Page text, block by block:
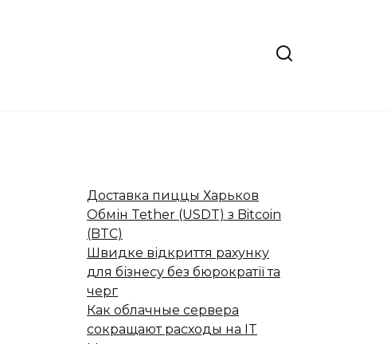
Доставка пиццы Харьков
Обмін Tether (USDT) з Bitcoin
(BTC)
Швидке відкриття рахунку
для бізнесу без бюрократії та
черг
Как облачные сервера
сокращают расходы на IT